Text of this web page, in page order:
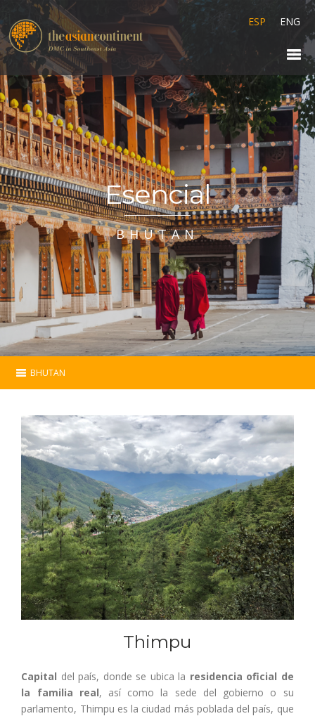
ESP ENG
Esencial
BHUTAN
BHUTAN
Esencial
Programas
Hoteles
Mapa
Contacto
Thimpu
Capital del país, donde se ubica la residencia oficial de
la familia real, así como la sede del gobierno o su
parlamento, Thimpu es la ciudad más poblada del país, que